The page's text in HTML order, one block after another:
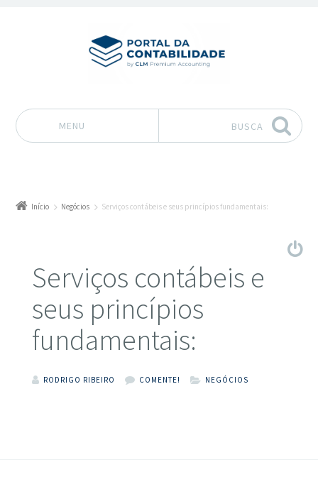
MENU BUSCA
Início Negócios Serviços contábeis e seus princípios fundamentais:
Serviços contábeis e
seus princípios
fundamentais:
RODRIGO RIBEIRO COMENTE! NEGÓCIOS